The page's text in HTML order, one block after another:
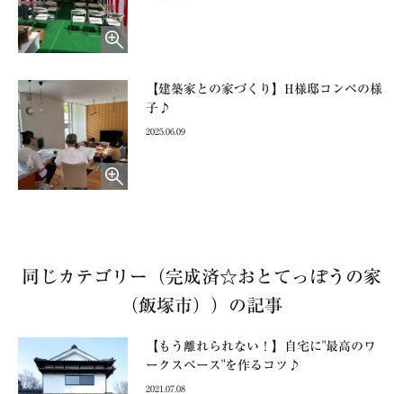
【建築家との家づくり】H様邸コンペの様
子♪
2025.06.09
同じカテゴリー（完成済☆おとてっぽうの家
（飯塚市））の記事
【もう離れられない！】自宅に"最高のワ
ークスペース"を作るコツ♪
2021.07.08